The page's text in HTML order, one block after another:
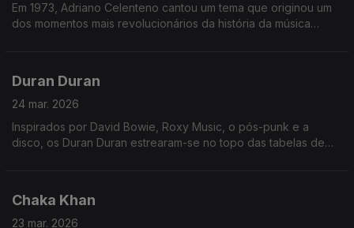
Em 1973, Adriano Celenteno cantou um tema que originou um
dos momentos mais revolucionários da história da música
chamaríamos de global, viral e contemporâneo. Na época, era
simplesmente Celentano a fazer...Celentano.
Foi uma atuação fora do comum: uma linguagem inventada,
ritmo hipnótico e um corpo que se move livremente.
muito à frente do seu tempo - capaz de chegar ao mundo
Duran Duran
24 mar. 2026
Inspirados por David Bowie, Roxy Music, o pós-punk e a
disco, os Duran Duran estrearam-se no topo das tabelas de
O advento da MTV revelou-se determinante, já que a banda
tinha um enorme talento visual, tornando-se dominante na era
Chaka Khan
23 mar. 2026